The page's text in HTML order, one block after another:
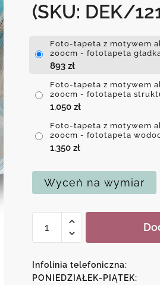
(SKU: DEK/
Foto-tapeta z motywem
200cm - fototapeta
893 zł
Foto-tapeta z motywem
200cm - fototapeta
1,050 zł
Foto-tapeta z motywem
200cm - fototapeta
1,350 zł
Wyceń na wymiar
Foto-
z
motywem
Infolinia telefoniczna:
PONIEDZIAŁEK-PIĄTEK: